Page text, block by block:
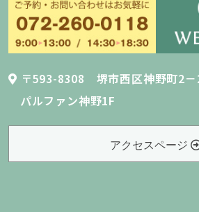
〒593-8308 堺市西区神野町2
パルファン神野1F
アクセスページ